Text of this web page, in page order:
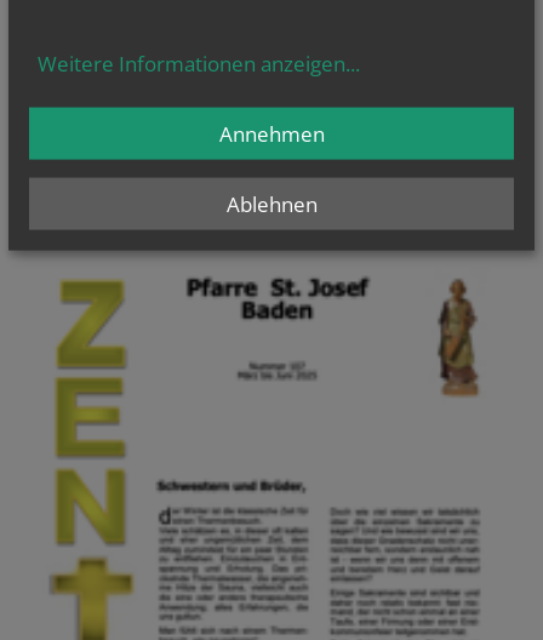
FIRMUNG
ANMELDUNG
PFARRKANZLEI
Weitere Informationen anzeigen...
Ablehnen
Annehmen